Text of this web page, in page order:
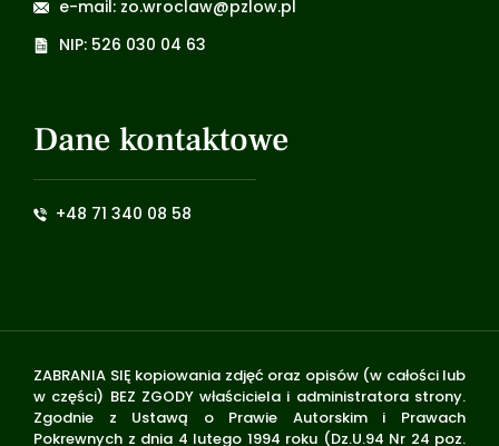
e-mail: zo.wroclaw@pzlow.pl
NIP: 526 030 04 63
Dane kontaktowe
+48 71 340 08 58
ZABRANIA SIĘ kopiowania zdjęć oraz opisów (w całości lub
w części) BEZ ZGODY właściciela i administratora strony.
Zgodnie z Ustawą o Prawie Autorskim i Prawach
Pokrewnych z dnia 4 lutego 1994 roku (Dz.U.94 Nr 24 poz.